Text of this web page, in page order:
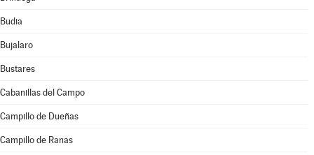
Budia
Bujalaro
Bustares
Cabanillas del Campo
Campillo de Dueñas
Campillo de Ranas